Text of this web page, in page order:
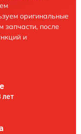
оригинальные
запчасти, после
и
лет